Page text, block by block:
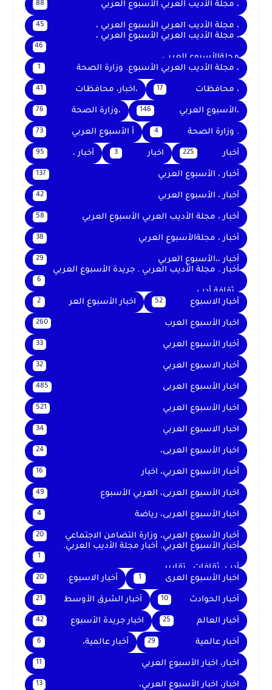
، مجلة الأديب العربي الأسبوع العربي 88
، مجلة الأديب العربي الأسبوع العربي ، 45
، مجلة الأديب العربي الأسبوع العربي ،
مجلةالأسبوع العربي
46
، مجلة الأديب العربي الأسبوع. وزارة الصحة 1
، محافظات 17 ،اخبار، محافظات 41
،الأسبوع العربي 146 ،وزارة الصحة 76
. وزارة الصحة 4 أ الأسبوع العربي 73
أخبار 225 اخبار 3 أخبار ، 95
أخبار ، الأسبوع العربي 137
أخبار ، الأسبوع العربي 42
أخبار ، مجلة الأديب العربي الأسبوع العربي 58
أخبار ، مجلةالأسبوع العربي 38
أخبار ،،الأسبوع العربي 29
أخبار . مجلة الأديب العربي . جريدة الأسبوع العربي
. ثقافة أدب
6
أخبار الاسبوع 52 اخبار الأسبوع العر 2
اخبار الأسبوع العرب 260
أخبار الأسبوع العربي 33
أخبار الاسبوع العربي 32
اخبار الأسبوع العربى 485
اخبار الأسبوع العربي 521
اخبار الاسبوع العربي 34
اخبار الأسبوع العربى، 24
أخبار الأسبوع العربي، اخبار 16
اخبار الأسبوع العربى، العربي الأسبوع 49
اخبار الأسبوع العربى، رياضة 4
أخبار الأسبوع العربي، وزارة التضامن الاجتماعي 20
أخبار الأسبوع العربي. أخبار مجلة الأديب العربي.
أدب. ثقافات . تقارير .
1
اخبار الأسبوع العرى 1 أخبار الاسبوع. 20
أخبار الحوادث 10 أخبار الشرق الأوسط 21
أخبار العالم 25 اخبار جريدة الأسبوع 42
أخبار عالمية 29 أخبار عالمية، 6
اخبار، اخبار الأسبوع العربي 11
اخبار، اخبار الأسبوع العربي، 13